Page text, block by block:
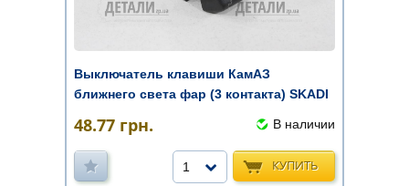
Выключатель клавиши КамАЗ
ближнего света фар (3 контакта) SKADI
48.77 грн. В наличии
КУПИТЬ
1